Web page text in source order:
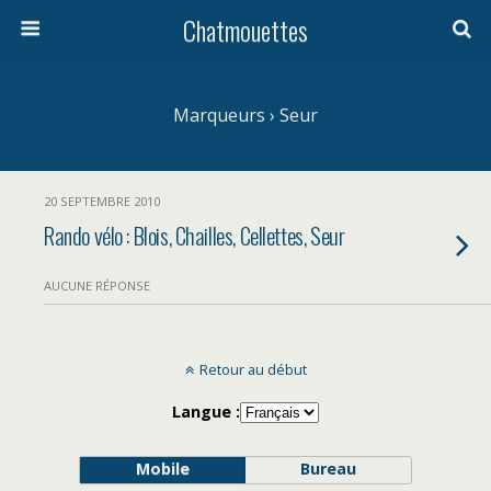
Chatmouettes
Marqueurs › Seur
20 SEPTEMBRE 2010
Rando vélo : Blois, Chailles, Cellettes, Seur
AUCUNE RÉPONSE
Retour au début
Langue :
Mobile Bureau